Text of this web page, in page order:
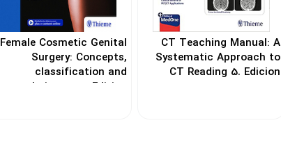
CT Teaching Manual: A
Systematic Approach to
CT Reading 5. Edicion
Female Cosmetic Genital
Surgery: Concepts,
classification and
techniques 1st Edition